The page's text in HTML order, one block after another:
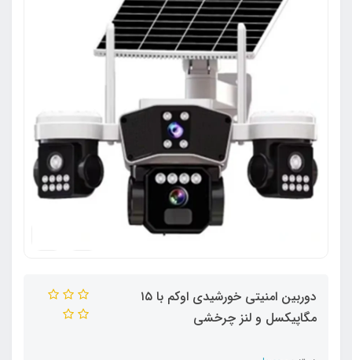
دوربین امنیتی خورشیدی اوکم با ۱۵
مگاپیکسل و لنز چرخشی